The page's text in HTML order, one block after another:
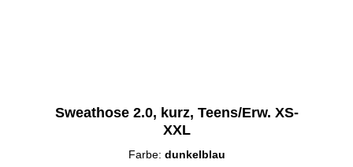
Sweathose 2.0, kurz, Teens/Erw. XS-
XXL
Farbe: dunkelblau